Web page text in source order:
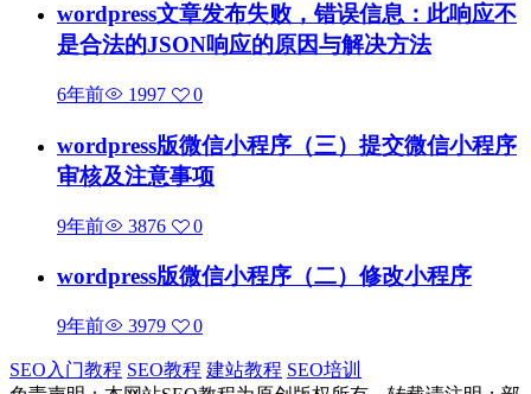
wordpress文章发布失败，错误信息：此响应不
是合法的JSON响应的原因与解决方法
6年前 1997 0
wordpress版微信小程序（三）提交微信小程序
审核及注意事项
9年前 3876 0
wordpress版微信小程序（二）修改小程序
9年前 3979 0
SEO入门教程 SEO教程 建站教程 SEO培训